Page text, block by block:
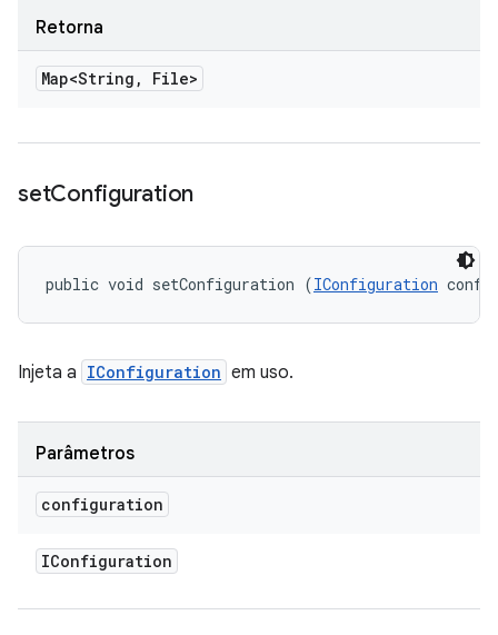
Retorna
Map<String , File>
setConfiguration
public void setConfiguration (IConfiguration
Injeta a IConfiguration em uso.
Parâmetros
configuration
IConfiguration